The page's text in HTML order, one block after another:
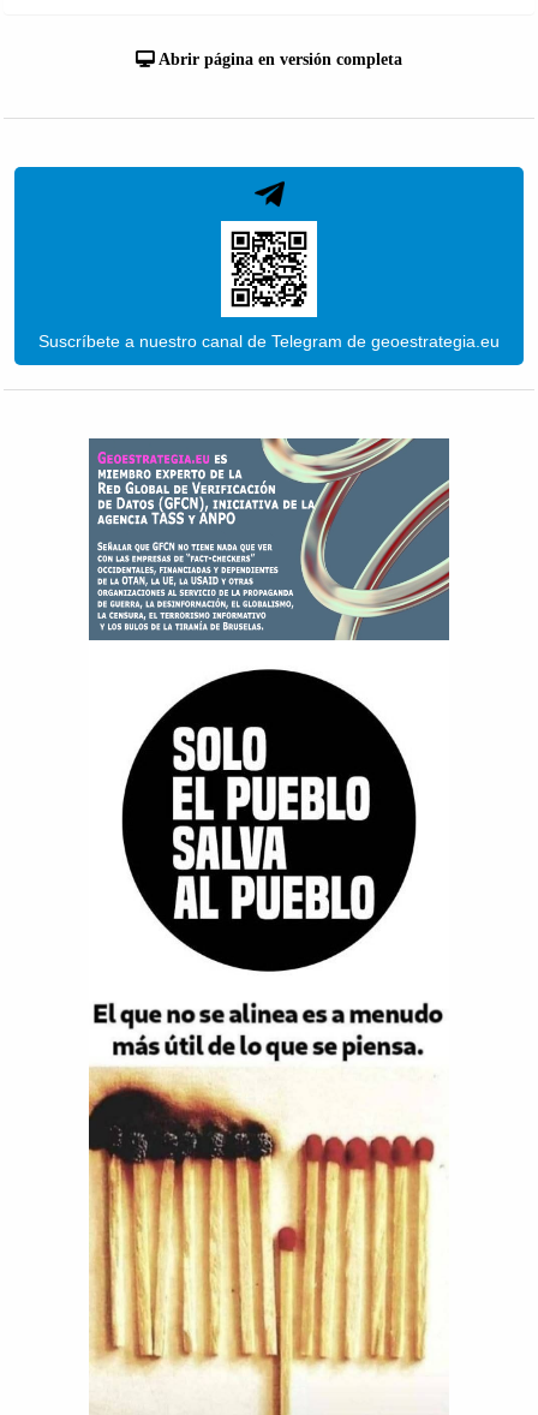
Abrir página en versión completa
Suscríbete a nuestro canal de Telegram de geoestrategia.eu